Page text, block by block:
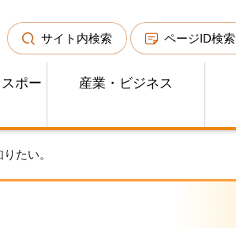
サイト内検索 ページID検索
ポー
産業・ビジネス
たい。